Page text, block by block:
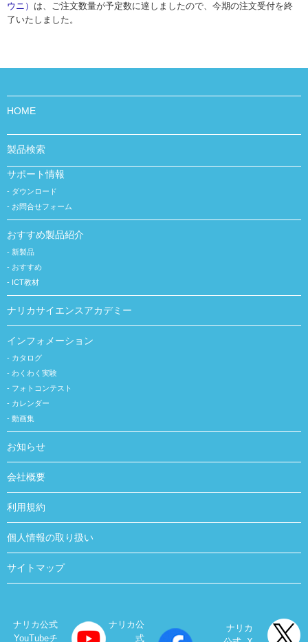
ウニ） は、ご注文数量が予定数に達しましたので、今期の注文受付を終
了いたしました。
HOME
製品検索
サポート情報
ダウンロード
お問合せフォーム
おすすめ製品紹介
新製品
おすすめ
ICT教材
ナリカサイエンスアカデミー
インフォメーション
カタログ
わくわく実験
フォトコンテスト
カレンダー
動画集
お知らせ
会社概要
利用規約
個人情報の取り扱い
サイトマップ
ナリカ公式
YouTubeチ
ナリカ公
式
ナリカ